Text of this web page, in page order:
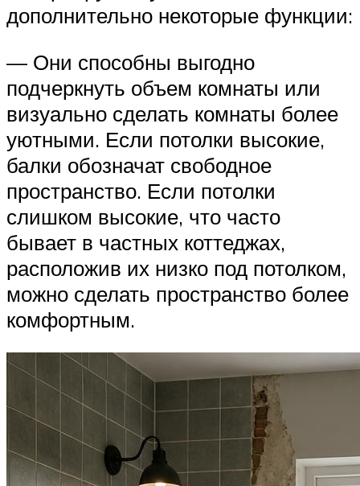
дополнительно некоторые функции:
— Они способны выгодно
подчеркнуть объем комнаты или
визуально сделать комнаты более
уютными. Если потолки высокие,
балки обозначат свободное
пространство. Если потолки
слишком высокие, что часто
бывает в частных коттеджах,
расположив их низко под потолком,
можно сделать пространство более
комфортным.